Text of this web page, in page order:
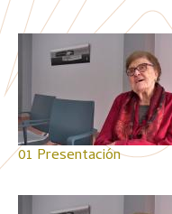
01 Presentación